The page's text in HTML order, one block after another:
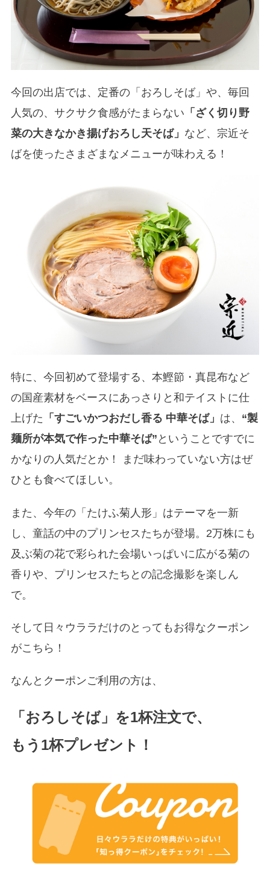
今回の出店では、定番の「おろしそば」や、毎回
人気の、サクサク食感がたまらない 「ざく切り野
菜の大きなかき揚げおろし天そば」 など、宗近そ
ばを使ったさまざまなメニューが味わえる！
特に、今回初めて登場する、本鰹節・真昆布など
の国産素材をベースにあっさりと和テイストに仕
上げた 「すごいかつおだし香る 中華そば」 は、 “製
麺所が本気で作った中華そば” ということですでに
かなりの人気だとか！ まだ味わっていない方はぜ
ひとも食べてほしい。
また、今年の「たけふ菊人形」はテーマを一新
し、童話の中のプリンセスたちが登場。2万株にも
及ぶ菊の花で彩られた会場いっぱいに広がる菊の
香りや、プリンセスたちとの記念撮影を楽しん
で。
そして日々ウララだけのとってもお得なクーポン
がこちら！
なんとクーポンご利用の方は、
「おろしそば」を1杯注文で、
もう1杯プレゼント！